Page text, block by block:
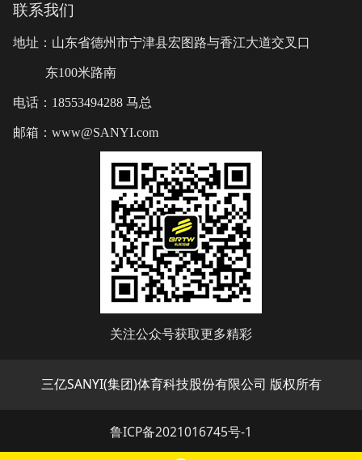
联系我们
地址：山东省德州市宁津县宏图路与香江大道交叉口
东100米路南
电话：18553494288 马总
邮箱：www@SANYI.com
关注公众号获取更多精彩
三亿SANYI(集团)体育科技股份有限公司 版权所有
鲁ICP备2021016745号-1